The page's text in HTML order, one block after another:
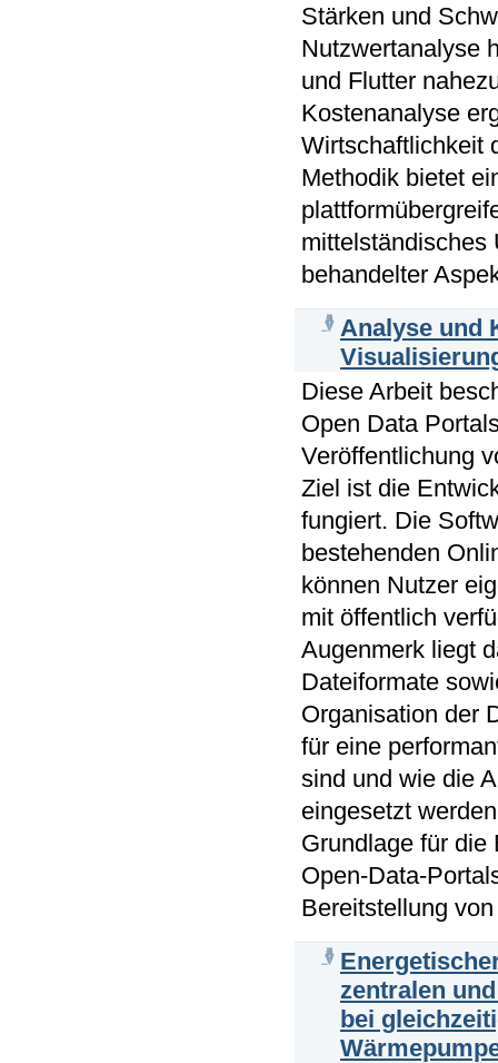
Stärken und
Nutzwertanalyse
und Flutter
Kostenanalyse
Wirtschaftlichkeit
Methodik bietet
mittelständisches
behandelter
Analyse und
Diese Arbeit
Open Data
Veröffentlichung
Ziel ist die
fungiert. Die
bestehenden
können Nutzer
mit öffentlich
Augenmerk liegt
Dateiformate
Organisation der
für eine
sind und wie die
eingesetzt
Grundlage für die
Open-Data-
Bereitstellung
zentralen
bei